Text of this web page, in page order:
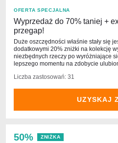
OFERTA SPECJALNA
Wyprzedaż do 70% taniej +
przegap!
Duże oszczędności właśnie stały się
dodatkowymi 20% zniżki na kolekcję
niezbędnych rzeczy po wyróżniające
lepszego momentu na zdobycie
Liczba zastosowań: 31
UZYSKAJ
50% ZNIŻKA